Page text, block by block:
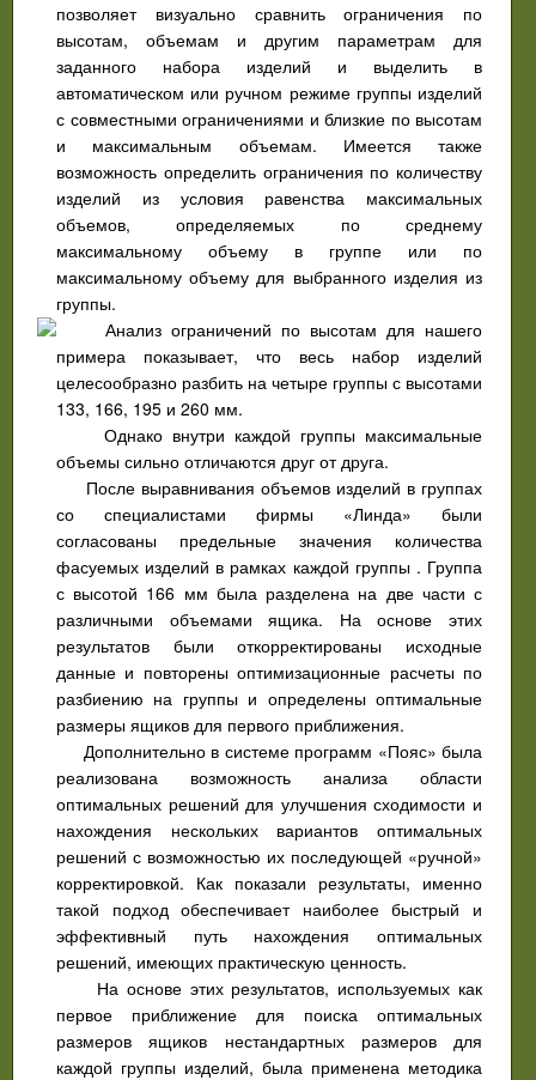
позволяет визуально сравнить ограничения по
высотам, объемам и другим параметрам для
заданного набора изделий и выделить в
автоматическом или ручном режиме группы изделий
с совместными ограничениями и близкие по высотам
и максимальным объемам. Имеется также
возможность определить ограничения по количеству
изделий из условия равенства максимальных
объемов, определяемых по среднему
максимальному объему в группе или по
максимальному объему для выбранного изделия из
группы.
Анализ ограничений по высотам для нашего
примера показывает, что весь набор изделий
целесообразно разбить на четыре группы с высотами
133, 166, 195 и 260 мм.
Однако внутри каждой группы максимальные
объемы сильно отличаются друг от друга.
После выравнивания объемов изделий в группах
со специалистами фирмы «Линда» были
согласованы предельные значения количества
фасуемых изделий в рамках каждой группы . Группа
с высотой 166 мм была разделена на две части с
различными объемами ящика. На основе этих
результатов были откорректированы исходные
данные и повторены оптимизационные расчеты по
разбиению на группы и определены оптимальные
размеры ящиков для первого приближения.
Дополнительно в системе программ «Пояс» была
реализована возможность анализа области
оптимальных решений для улучшения сходимости и
нахождения нескольких вариантов оптимальных
решений с возможностью их последующей «ручной»
корректировкой. Как показали результаты, именно
такой подход обеспечивает наиболее быстрый и
эффективный путь нахождения оптимальных
решений, имеющих практическую ценность.
На основе этих результатов, используемых как
первое приближение для поиска оптимальных
размеров ящиков нестандартных размеров для
каждой группы изделий, была применена методика